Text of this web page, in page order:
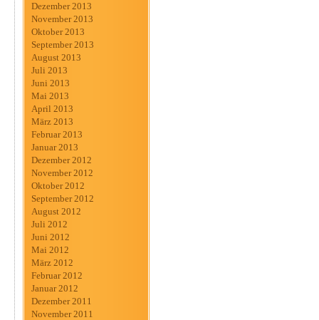
Dezember 2013
November 2013
Oktober 2013
September 2013
August 2013
Juli 2013
Juni 2013
Mai 2013
April 2013
März 2013
Februar 2013
Januar 2013
Dezember 2012
November 2012
Oktober 2012
September 2012
August 2012
Juli 2012
Juni 2012
Mai 2012
März 2012
Februar 2012
Januar 2012
Dezember 2011
November 2011